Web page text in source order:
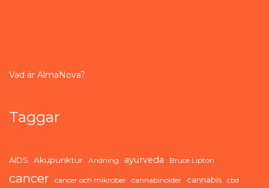
Vad är AlmaNova?
Taggar
AIDS Akupunktur Andning ayurveda Bruce Lipton
cancer cancer och mikrober cannabinoider cannabis cbd